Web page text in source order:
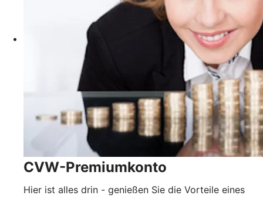
CVW-Premiumkonto
Hier ist alles drin - genießen Sie die Vorteile eines